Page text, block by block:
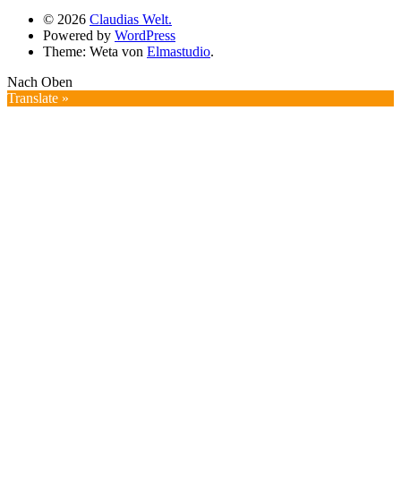
© 2026 Claudias Welt.
Powered by WordPress
Theme: Weta von Elmastudio.
Nach Oben
Translate »